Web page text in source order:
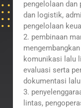
pengelolaan dan
dan logistik,
pengelolaan
2. pembinaan
komunikasi lalu
evaluasi serta
dokumentasi
3.
lintas,